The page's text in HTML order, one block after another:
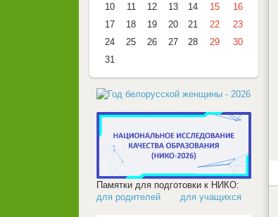
10
11 12 13 14 15
16
17
18 19 20 21 22
23
24
25 26 27 28 29
30
31
Памятки для подготовки к НИКО:
для родителей
для учащихся